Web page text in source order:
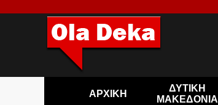
ΑΡΧΙΚΗ
ΔΥΤΙΚΗ
ΜΑΚΕΔΟΝΙΑ